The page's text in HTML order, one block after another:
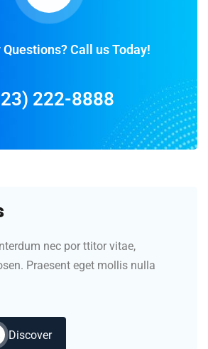
Questions? Call us Today!
222-8888
nec por ttitor vitae,
Praesent eget mollis nulla
Discover